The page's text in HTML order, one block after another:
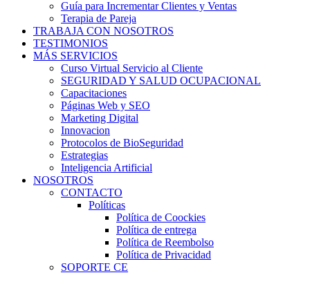
Guía para Incrementar Clientes y Ventas
Terapia de Pareja
TRABAJA CON NOSOTROS
TESTIMONIOS
MÁS SERVICIOS
Curso Virtual Servicio al Cliente
SEGURIDAD Y SALUD OCUPACIONAL
Capacitaciones
Páginas Web y SEO
Marketing Digital
Innovacion
Protocolos de BioSeguridad
Estrategias
Inteligencia Artificial
NOSOTROS
CONTACTO
Políticas
Política de Coockies
Política de entrega
Política de Reembolso
Política de Privacidad
SOPORTE CE